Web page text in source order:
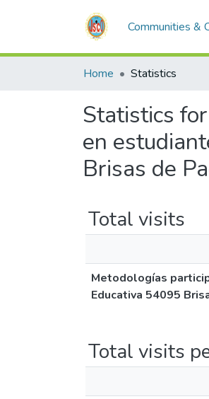
Communities &
Home Statistics
Statistics
en
Brisas de
Total visits
Metodologías
Educativa 54095
Total visits